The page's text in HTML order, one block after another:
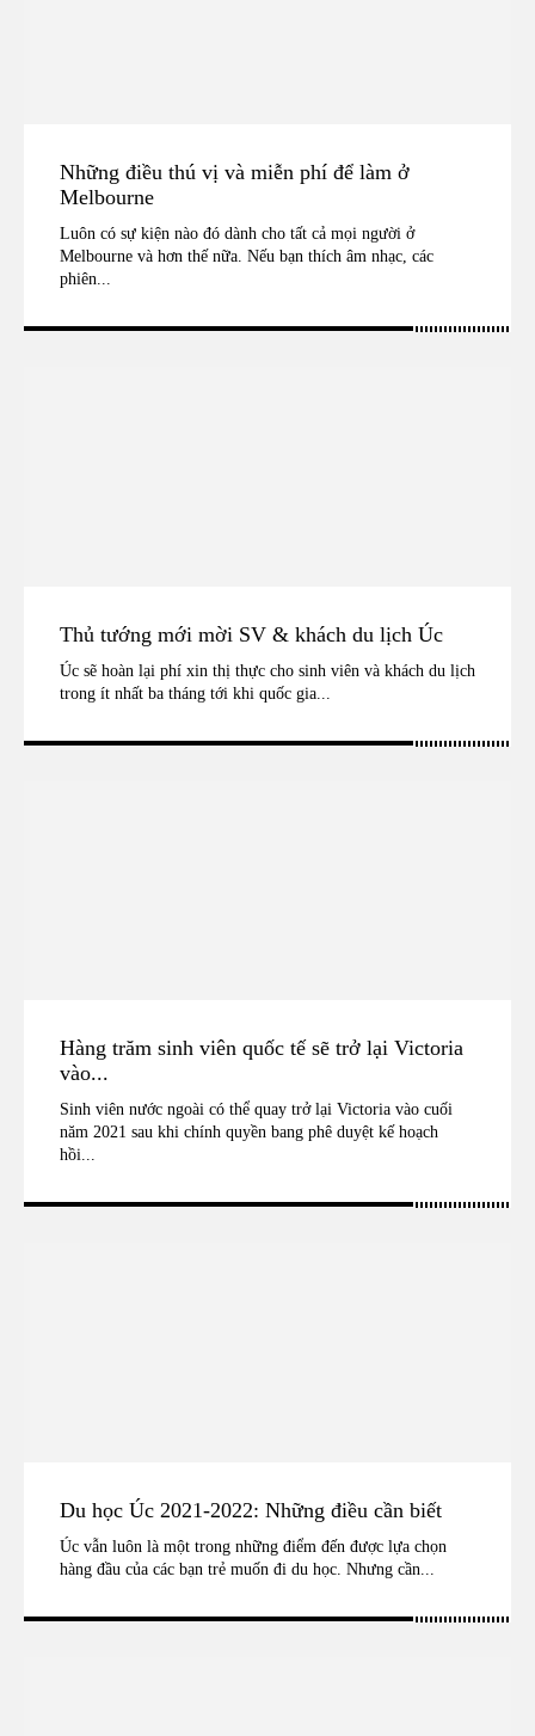
Những điều thú vị và miễn phí để làm ở
Melbourne
Luôn có sự kiện nào đó dành cho tất cả mọi người ở
Melbourne và hơn thế nữa. Nếu bạn thích âm nhạc, các
phiên...
Thủ tướng mới mời SV & khách du lịch Úc
Úc sẽ hoàn lại phí xin thị thực cho sinh viên và khách du lịch
trong ít nhất ba tháng tới khi quốc gia...
Hàng trăm sinh viên quốc tế sẽ trở lại Victoria
vào...
Sinh viên nước ngoài có thể quay trở lại Victoria vào cuối
năm 2021 sau khi chính quyền bang phê duyệt kế hoạch
hồi...
Du học Úc 2021-2022: Những điều cần biết
Úc vẫn luôn là một trong những điểm đến được lựa chọn
hàng đầu của các bạn trẻ muốn đi du học. Nhưng cần...